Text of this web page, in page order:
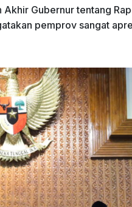
Gubernur tentang
pemprov sangat